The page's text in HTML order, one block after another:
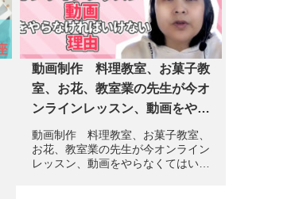
動画制作 料理教室、お菓子教
室、お花、教室業の先生が今オ
ンラインレッスン、動画をやら
なくてはいけないわけ
動画制作 料理教室、お菓子教室、
お花、教室業の先生が今オンライン
レッスン、動画をやらなくてはいけ